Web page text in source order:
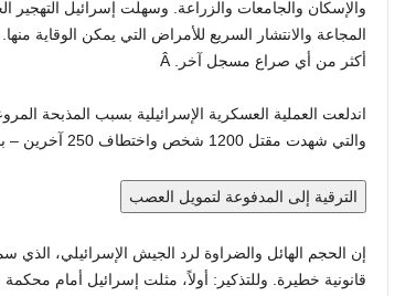
المجاعة والانتشار السريع للأمراض التي يمكن الوقاية
أكثر من أي صراع مسجل آخر. Â
والتي شهدت مقتل 1200 شخص واختطاف 250 آخرين – بما في ذلك أطفال – واحتجازهم في الأنفاق.
الترقية إلى المدفوعة لتمويل العصب
إن الحجم الهائل والضراوة لرد الجيش الإسرائيلي، الذي
قانونية خطيرة. وللتذكير: أولاً، مثلت إسرائيل أمام محكمة